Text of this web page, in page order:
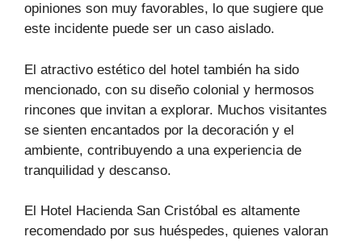
opiniones son muy favorables, lo que sugiere que
este incidente puede ser un caso aislado.
El atractivo estético del hotel también ha sido
mencionado, con su diseño colonial y hermosos
rincones que invitan a explorar. Muchos visitantes
se sienten encantados por la decoración y el
ambiente, contribuyendo a una experiencia de
tranquilidad y descanso.
El Hotel Hacienda San Cristóbal es altamente
recomendado por sus huéspedes, quienes valoran